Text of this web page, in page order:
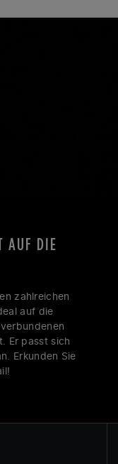
AUF DIE
zahlreichen
auf die
Er passt sich
Erkunden Sie